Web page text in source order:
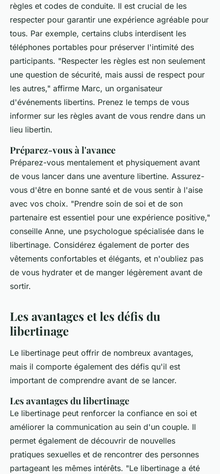
règles et codes de conduite. Il est crucial de les
respecter pour garantir une expérience agréable pour
tous. Par exemple, certains clubs interdisent les
téléphones portables pour préserver l'intimité des
participants. "Respecter les règles est non seulement
une question de sécurité, mais aussi de respect pour
les autres," affirme Marc, un organisateur
d'événements libertins. Prenez le temps de vous
informer sur les règles avant de vous rendre dans un
lieu libertin.
Préparez-vous à l'avance
Préparez-vous mentalement et physiquement avant
de vous lancer dans une aventure libertine. Assurez-
vous d'être en bonne santé et de vous sentir à l'aise
avec vos choix. "Prendre soin de soi et de son
partenaire est essentiel pour une expérience positive,"
conseille Anne, une psychologue spécialisée dans le
libertinage. Considérez également de porter des
vêtements confortables et élégants, et n'oubliez pas
de vous hydrater et de manger légèrement avant de
sortir.
Les avantages et les défis du
libertinage
Le libertinage peut offrir de nombreux avantages,
mais il comporte également des défis qu'il est
important de comprendre avant de se lancer.
Les avantages du libertinage
Le libertinage peut renforcer la confiance en soi et
améliorer la communication au sein d'un couple. Il
permet également de découvrir de nouvelles
pratiques sexuelles et de rencontrer des personnes
partageant les mêmes intérêts. "Le libertinage a été